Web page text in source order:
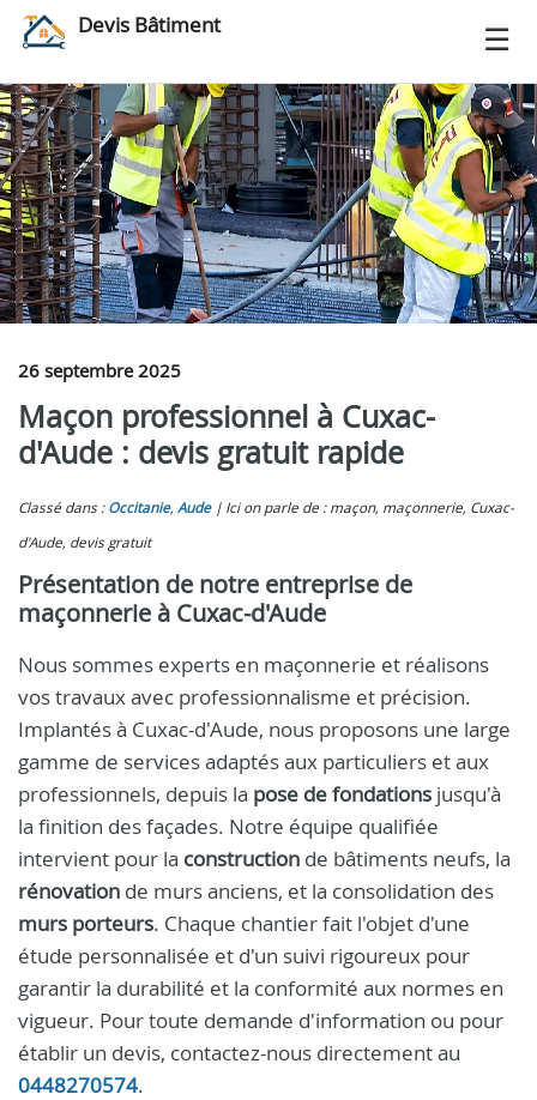
Devis Bâtiment
26 septembre 2025
Maçon professionnel à Cuxac-
d'Aude : devis gratuit rapide
Classé dans : Occitanie, Aude
Ici on parle de : maçon, maçonnerie, Cuxac-
d'Aude, devis gratuit
Présentation de notre entreprise de
maçonnerie à Cuxac-d'Aude
Nous sommes experts en maçonnerie et réalisons
vos travaux avec professionnalisme et précision.
Implantés à Cuxac-d'Aude, nous proposons une large
gamme de services adaptés aux particuliers et aux
professionnels, depuis la pose de fondations jusqu'à
la finition des façades. Notre équipe qualifiée
intervient pour la construction de bâtiments neufs, la
rénovation de murs anciens, et la consolidation des
murs porteurs. Chaque chantier fait l'objet d'une
étude personnalisée et d'un suivi rigoureux pour
garantir la durabilité et la conformité aux normes en
vigueur. Pour toute demande d'information ou pour
établir un devis, contactez-nous directement au
0448270574.